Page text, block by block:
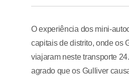
O experiência dos mini-
capitais de distrito, onde os
viajaram neste transporte
agrado que os Gulliver